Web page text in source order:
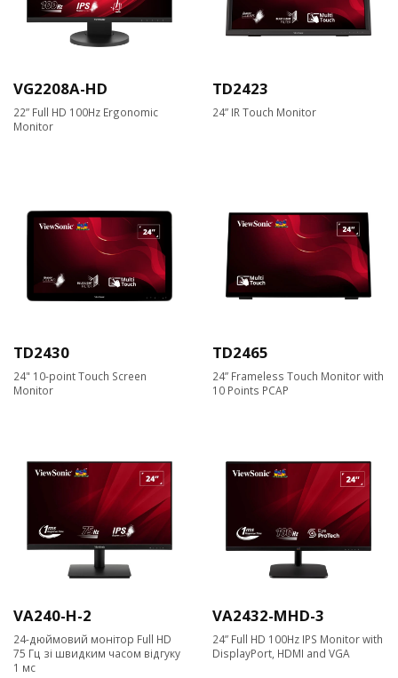
VG2208A-HD
22” Full HD 100Hz Ergonomic
Monitor
TD2423
24” IR Touch Monitor
TD2430
24" 10-point Touch Screen
Monitor
TD2465
24” Frameless Touch Monitor with
10 Points PCAP
VA240-H-2
24-дюймовий монітор Full HD
75 Гц зі швидким часом відгуку
1 мс
VA2432-MHD-3
24” Full HD 100Hz IPS Monitor with
DisplayPort, HDMI and VGA